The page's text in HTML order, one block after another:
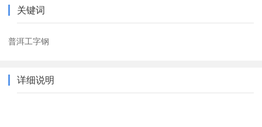
关键词
普洱工字钢
详细说明